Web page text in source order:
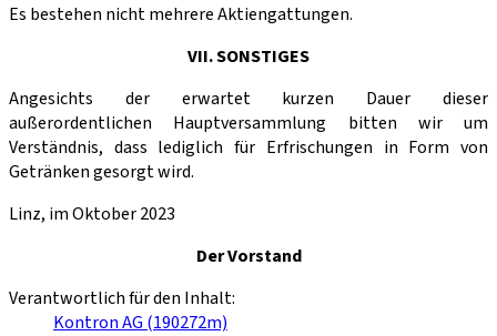
Es bestehen nicht mehrere Aktiengattungen.
VII. SONSTIGES
Angesichts der erwartet kurzen Dauer dieser
außerordentlichen Hauptversammlung bitten wir um
Verständnis, dass lediglich für Erfrischungen in Form von
Getränken gesorgt wird.
Linz, im Oktober 2023
Der Vorstand
Verantwortlich für den Inhalt:
Kontron AG (190272m)